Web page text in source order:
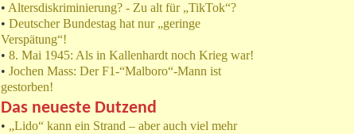
• Altersdiskriminierung? - Zu alt für „TikTok“?
• Deutscher Bundestag hat nur „geringe
Verspätung“!
• 8. Mai 1945: Als in Kallenhardt noch Krieg war!
• Jochen Mass: Der F1-“Malboro“-Mann ist
gestorben!
Das neueste Dutzend
• „Lido“ kann ein Strand – aber auch viel mehr